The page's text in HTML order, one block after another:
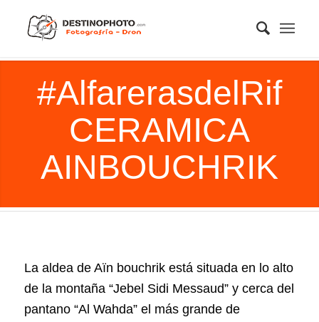
#AlfarerasdelRif
CERAMICA
AINBOUCHRIK
La aldea de Aïn bouchrik está situada en lo alto
de la montaña “Jebel Sidi Messaud” y cerca del
pantano “Al Wahda” el más grande de